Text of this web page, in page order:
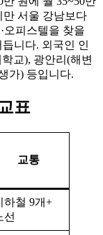
만 서울 강남보다
오피스텔을 찾을
니다. 외국인 인
교), 광안리(해변
가) 등입니다.
표
교통
하철 9개+
선